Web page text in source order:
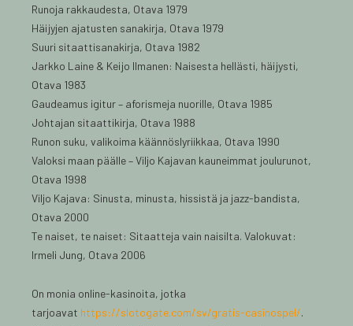
Runoja rakkaudesta, Otava 1979
Häijyjen ajatusten sanakirja, Otava 1979
Suuri sitaattisanakirja, Otava 1982
Jarkko Laine & Keijo Ilmanen: Naisesta hellästi, häijysti,
Otava 1983
Gaudeamus igitur – aforismeja nuorille, Otava 1985
Johtajan sitaattikirja, Otava 1988
Runon suku, valikoima käännöslyriikkaa, Otava 1990
Valoksi maan päälle – Viljo Kajavan kauneimmat joulurunot,
Otava 1998
Viljo Kajava: Sinusta, minusta, hissistä ja jazz-bandista,
Otava 2000
Te naiset, te naiset: Sitaatteja vain naisilta. Valokuvat:
Irmeli Jung, Otava 2006
On monia online-kasinoita, jotka
tarjoavat https://slotogate.com/sv/gratis-casinospel/.